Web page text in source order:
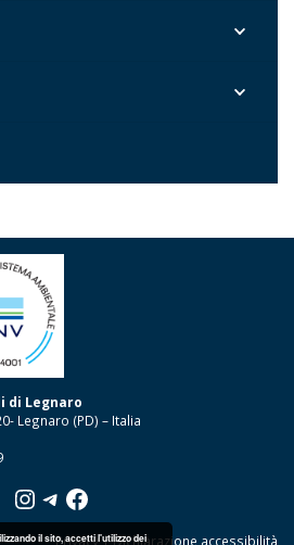
di Legnaro
Legnaro (PD) – Italia
Instagram
Telegram
Facebook
Privacy|Dichiarazione accessibilità
il sito, accetti l'utilizzo dei